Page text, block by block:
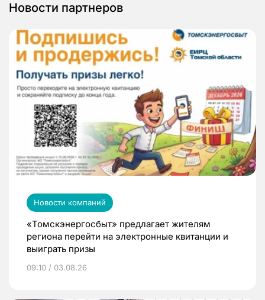
Новости партнеров
Новости компаний
«Томскэнергосбыт» предлагает жителям
региона перейти на электронные квитанции и
выиграть призы
09:10 / 03.08.26